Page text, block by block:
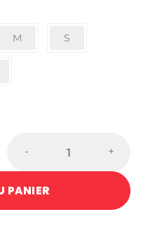
M S
NOIR/BLANC
quantité
- +
PANIER